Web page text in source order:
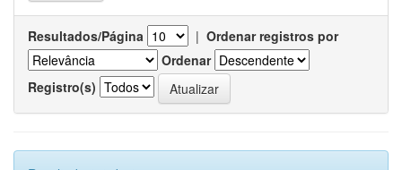
Resultados/Página | Ordenar registros por
Ordenar
Registro(s)